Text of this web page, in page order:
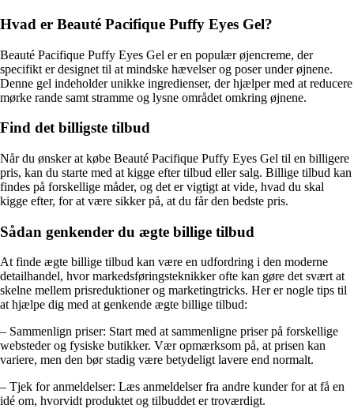
Hvad er Beauté Pacifique Puffy Eyes Gel?
Beauté Pacifique Puffy Eyes Gel er en populær øjencreme, der
specifikt er designet til at mindske hævelser og poser under øjnene.
Denne gel indeholder unikke ingredienser, der hjælper med at reducere
mørke rande samt stramme og lysne området omkring øjnene.
Find det billigste tilbud
Når du ønsker at købe Beauté Pacifique Puffy Eyes Gel til en billigere
pris, kan du starte med at kigge efter tilbud eller salg. Billige tilbud kan
findes på forskellige måder, og det er vigtigt at vide, hvad du skal
kigge efter, for at være sikker på, at du får den bedste pris.
Sådan genkender du ægte billige tilbud
At finde ægte billige tilbud kan være en udfordring i den moderne
detailhandel, hvor markedsføringsteknikker ofte kan gøre det svært at
skelne mellem prisreduktioner og marketingtricks. Her er nogle tips til
at hjælpe dig med at genkende ægte billige tilbud:
– Sammenlign priser: Start med at sammenligne priser på forskellige
websteder og fysiske butikker. Vær opmærksom på, at prisen kan
variere, men den bør stadig være betydeligt lavere end normalt.
– Tjek for anmeldelser: Læs anmeldelser fra andre kunder for at få en
idé om, hvorvidt produktet og tilbuddet er troværdigt.